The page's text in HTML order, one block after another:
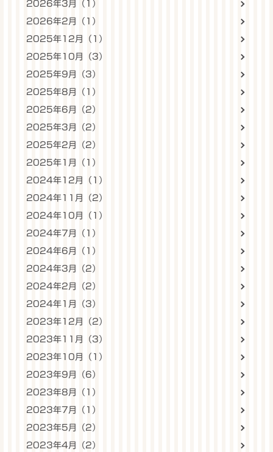
2026年3月（1）
2026年2月（1）
2025年12月（1）
2025年10月（3）
2025年9月（3）
2025年8月（1）
2025年6月（2）
2025年3月（2）
2025年2月（2）
2025年1月（1）
2024年12月（1）
2024年11月（2）
2024年10月（1）
2024年7月（1）
2024年6月（1）
2024年3月（2）
2024年2月（2）
2024年1月（3）
2023年12月（2）
2023年11月（3）
2023年10月（1）
2023年9月（6）
2023年8月（1）
2023年7月（1）
2023年5月（2）
2023年4月（2）